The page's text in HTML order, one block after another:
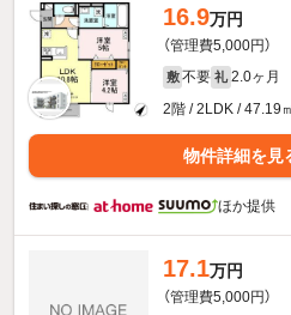
16.9万円
（管理費5,000円）
敷 不要 礼 2.0ヶ月
2階 / 2LDK / 47.19
物件詳細を見
ほか提供
17.1万円
（管理費5,000円）